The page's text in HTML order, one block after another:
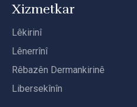
Xizmetkar
Lêkirinî
Lênerrînî
Rêbazên Dermankirinê
Libersekînîn